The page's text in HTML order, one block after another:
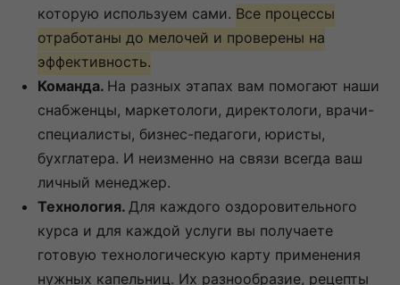
которую используем сами. Все процессы
отработаны до мелочей и проверены на
эффективность.
Команда. На разных этапах вам помогают наши
снабженцы, маркетологи, директологи, врачи-
специалисты, бизнес-педагоги, юристы,
бухглатера. И неизменно на связи всегда ваш
личный менеджер.
Технология. Для каждого оздоровительного
курса и для каждой услуги вы получаете
готовую технологическую карту применения
нужных капельниц. Их разнообразие, рецепты